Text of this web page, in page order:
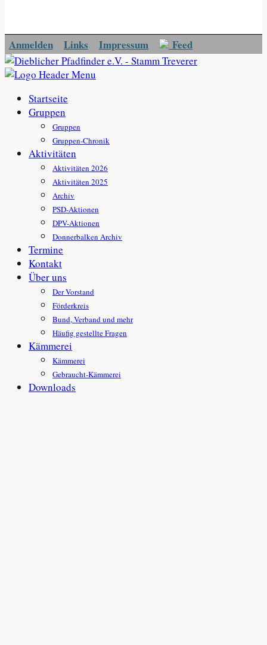
Anmelden Links Impressum Feed
Startseite
Gruppen
Gruppen
Gruppen-Chronik
Aktivitäten
Aktivitäten 2026
Aktivitäten 2025
Archiv
PSD-Aktionen
DPV-Aktionen
Donnerbalken Archiv
Termine
Kontakt
Über uns
Der Vorstand
Förderkreis
Bund, Verband und mehr
Häufig gestellte Fragen
Kämmerei
Kämmerei
Gebraucht-Kämmerei
Downloads